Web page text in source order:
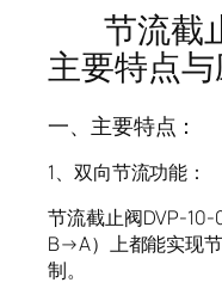
节流截止
主要特点与
一、主要特点：
1、双向节流功能：
节流截止阀DVP-10-
B→A）上都能实现
制。